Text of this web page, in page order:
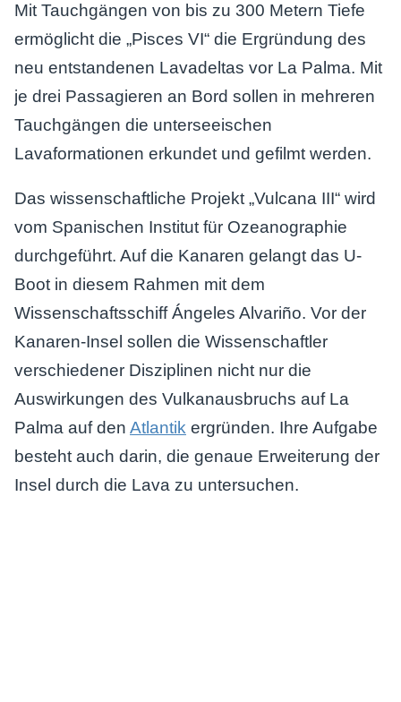
Mit Tauchgängen von bis zu 300 Metern Tiefe
ermöglicht die „Pisces VI“ die Ergründung des
neu entstandenen Lavadeltas vor La Palma. Mit
je drei Passagieren an Bord sollen in mehreren
Tauchgängen die unterseeischen
Lavaformationen erkundet und gefilmt werden.
Das wissenschaftliche Projekt „Vulcana III“ wird
vom Spanischen Institut für Ozeanographie
durchgeführt. Auf die Kanaren gelangt das U-
Boot in diesem Rahmen mit dem
Wissenschaftsschiff Ángeles Alvariño. Vor der
Kanaren-Insel sollen die Wissenschaftler
verschiedener Disziplinen nicht nur die
Auswirkungen des Vulkanausbruchs auf La
Palma auf den Atlantik ergründen. Ihre Aufgabe
besteht auch darin, die genaue Erweiterung der
Insel durch die Lava zu untersuchen.